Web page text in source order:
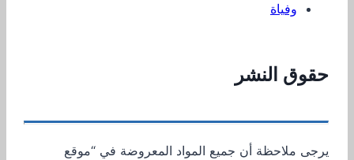
وفياة
حقوق النشر
يرجى ملاحظة أن جميع المواد المعروضة في “موقع